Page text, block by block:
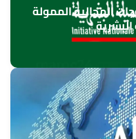
المجالية الممولة